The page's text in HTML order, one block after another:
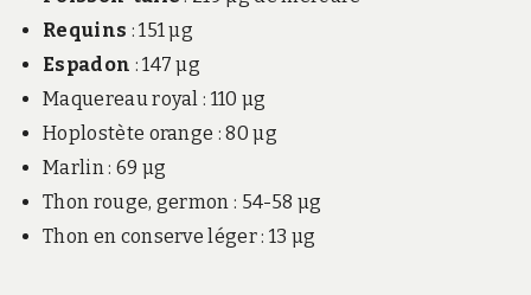
Requins : 151 µg
Espadon : 147 µg
Maquereau royal : 110 µg
Hoplostète orange : 80 µg
Marlin : 69 µg
Thon rouge, germon : 54-58 µg
Thon en conserve léger : 13 µg